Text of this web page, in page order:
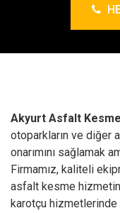
Akyurt Asfalt Kesme
otoparkların ve diğer
onarımını sağlamak
Firmamız, kaliteli
asfalt kesme
karotçu hizmetlerinde